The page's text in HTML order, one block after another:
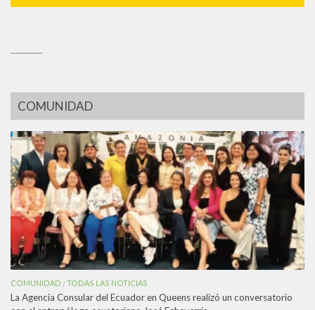
COMUNIDAD
COMUNIDAD /TODAS LAS NOTICIAS
La Agencia Consular del Ecuador en Queens realizó un conversatorio